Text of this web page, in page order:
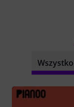
Wszystko